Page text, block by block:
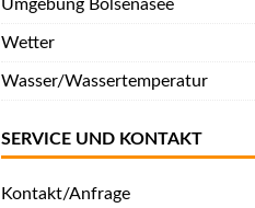
Umgebung Bolsenasee
Wetter
Wasser/Wassertemperatur
SERVICE UND KONTAKT
Kontakt/Anfrage